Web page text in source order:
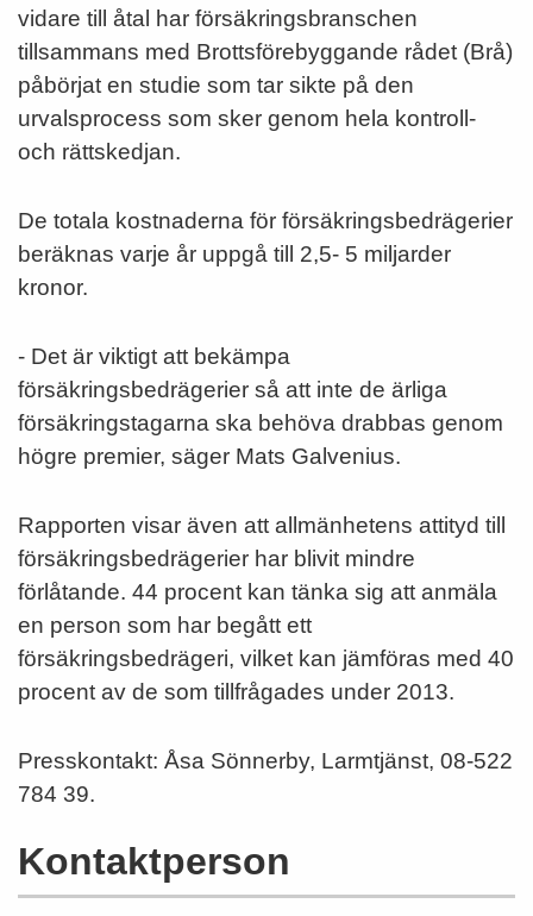
vidare till åtal har försäkringsbranschen
tillsammans med Brottsförebyggande rådet (Brå)
påbörjat en studie som tar sikte på den
urvalsprocess som sker genom hela kontroll-
och rättskedjan.
De totala kostnaderna för försäkringsbedrägerier
beräknas varje år uppgå till 2,5- 5 miljarder
kronor.
- Det är viktigt att bekämpa
försäkringsbedrägerier så att inte de ärliga
försäkringstagarna ska behöva drabbas genom
högre premier, säger Mats Galvenius.
Rapporten visar även att allmänhetens attityd till
försäkringsbedrägerier har blivit mindre
förlåtande. 44 procent kan tänka sig att anmäla
en person som har begått ett
försäkringsbedrägeri, vilket kan jämföras med 40
procent av de som tillfrågades under 2013.
Presskontakt: Åsa Sönnerby, Larmtjänst, 08-522
784 39.
Kontaktperson